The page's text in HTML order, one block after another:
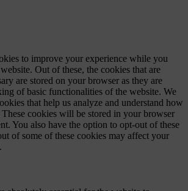
to improve your experience while you
Out of these, the cookies that are
are stored on your browser as they are
of basic functionalities of the website. We
that help us analyze and understand how
cookies will be stored in your browser
You also have the option to opt-out of these
of some of these cookies may affect your